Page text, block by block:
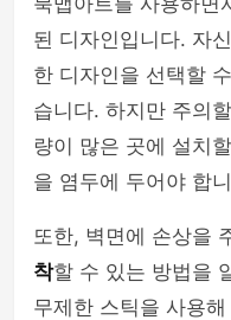
된 디자인입니다. 자
한 디자인을 선택할
습니다. 하지만 주의
량이 많은 곳에 설치
을 염두에 두어야 합
또한, 벽면에 손상을
착할 수 있는 방법을
무제한 스틱을 사용